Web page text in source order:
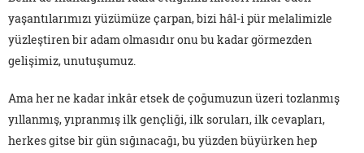
yaşantılarımızı yüzümüze çarpan, bizi hâl-i pür melalimizle
yüzleştiren bir adam olmasıdır onu bu kadar görmezden
gelişimiz, unutuşumuz.
Ama her ne kadar inkâr etsek de çoğumuzun üzeri tozlanmış
yıllanmış, yıpranmış ilk gençliği, ilk soruları, ilk cevapları,
herkes gitse bir gün sığınacağı, bu yüzden büyürken hep